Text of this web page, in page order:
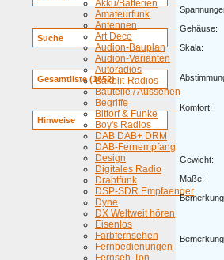
Akku/Batterien
Amateurfunk
Antennen
Art Deco
Audion-Bauplan
Audion-Varianten
Autoradios
Bakelit-Radios
Bauteile / Aussehen
Begriffe
Bittorf & Funke
Boy's Radios
DAB DAB+ DRM
DAB-Fernempfang
Design
Digitales Radio
Drahtfunk
DSP-SDR Empfaenger
Dyne
DX Weltweit hören
Eisenlos
Farbfernsehen
Fernbedienungen
Fernseh-Ton
Suche
Gesamtliste (1652)
Hinweise
Gehäuse:
Skala:
Komfort:
Gewicht:
Maße: